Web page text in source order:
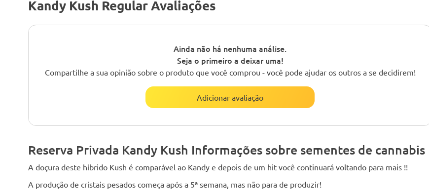
Kandy Kush Regular Avaliações
Ainda não há nenhuma análise.
Seja o primeiro a deixar uma!
Compartilhe a sua opinião sobre o produto que você comprou - você pode ajudar os outros a se decidirem!
Adicionar avaliação
Reserva Privada Kandy Kush Informações sobre sementes de cannabis
A doçura deste híbrido Kush é comparável ao Kandy e depois de um hit você continuará voltando para mais !!
A produção de cristais pesados começa após a 5ª semana, mas não para de produzir!